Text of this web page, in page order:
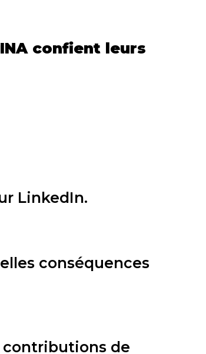
confient leurs
LinkedIn.
conséquences
contributions de